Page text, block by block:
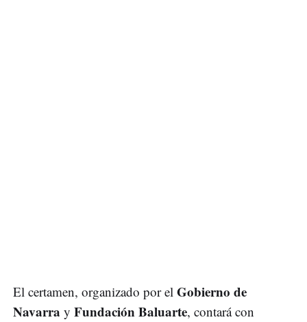
El certamen, organizado por el Gobierno de
Navarra y Fundación Baluarte, contará con